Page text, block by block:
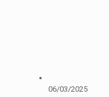
06/03/2025